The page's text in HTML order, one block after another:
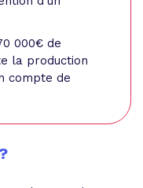
000€ de
la production
compte de